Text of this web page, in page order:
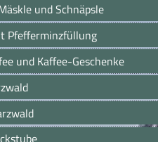
und Schnäpsle
Pfefferminzfüllung
und Kaffee-Geschenke